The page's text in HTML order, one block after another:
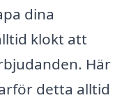
dina
klokt att
Här
detta alltid